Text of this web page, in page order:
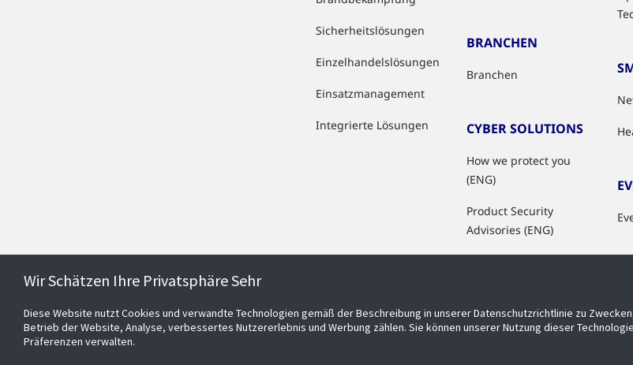
Sicherheitslösungen
Einzelhandelslösungen
Einsatzmanagement
Integrierte Lösungen
BRANCHEN
Branchen
CYBER SOLUTIONS
How we protect you
(ENG)
Product Security
Advisories (ENG)
Wir Schätzen Ihre Privatsphäre Sehr
Diese Website nutzt Cookies und verwandte Technologien gemäß der Beschreibung in unserer Datenschutzrichtlinie zu
Betrieb der Website, Analyse, verbessertes Nutzererlebnis und Werbung zählen. Sie können unserer Nutzung dieser
Präferenzen verwalten.